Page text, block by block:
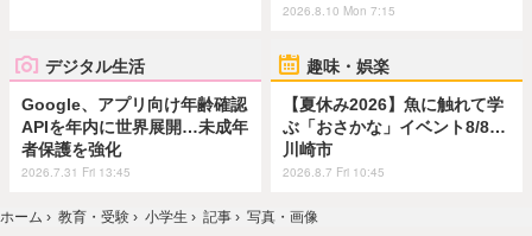
2026.8.10 Mon 7:15
デジタル生活
Google、アプリ向け年齢確認
APIを年内に世界展開…未成年
者保護を強化
2026.7.31 Fri 13:45
趣味・娯楽
【夏休み2026】魚に触れて学
ぶ「おさかな」イベント8/8…
川崎市
2026.8.7 Fri 10:45
ホーム › 教育・受験 › 小学生 › 記事 › 写真・画像